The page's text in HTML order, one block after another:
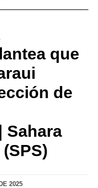
que
de
Sahara
2025